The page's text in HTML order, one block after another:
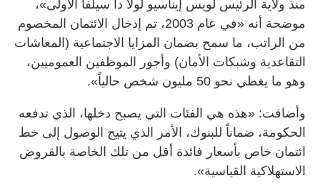
منذ ولاية الرئيس لويس إيناسيو لولا دا سيلفا الأولى»،
موضحة أنه «في عام 2003، تم إدخال الائتمان المخصوم
من الراتب، ما سمح بضمان المزايا الاجتماعية (المعاشات
التقاعدية وشبكات الأمان) وأجور الموظفين العموميين،
وهو ما يغطي نحو 50 مليون شخص حالياً».
وأضافت: «هذه هي الفئات التي يصبح دخلها، الذي تدفعه
الحكومة، ضماناً للبنوك، الأمر الذي يتيح الوصول إلى خط
ائتمان خاص بأسعار فائدة أقل من تلك الخاصة بالقروض
الاستهلاكية القياسية».